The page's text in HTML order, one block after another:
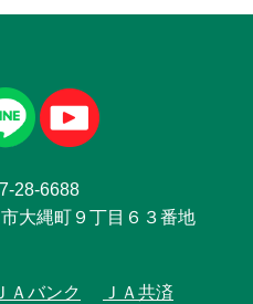
28-6688
大縄町９丁目６３番地
ＪＡバンク ＪＡ共済